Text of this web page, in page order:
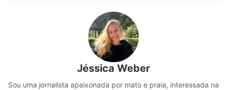
Jéssica Weber
Sou uma jornalista apaixonada por mato e praia, interessada na